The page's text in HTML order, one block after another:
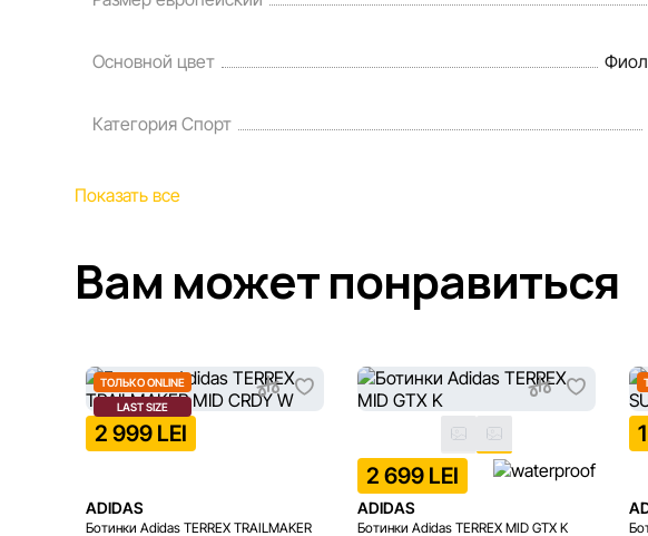
Основной цвет
Категория Спорт
Показать все
Вам может понравиться
ТОЛЬКО ONLINE
LAST SIZE
2 999 LEI
ADIDAS
Ботинки Adidas TERREX TRAILMAKER
2 699 LEI
ADIDAS
Ботинки Adidas TERREX MID GTX K